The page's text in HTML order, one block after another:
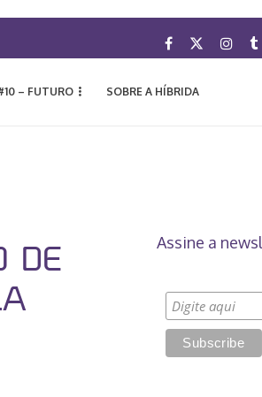
– FUTURO SOBRE A HÍBRIDA
DE
Assine a